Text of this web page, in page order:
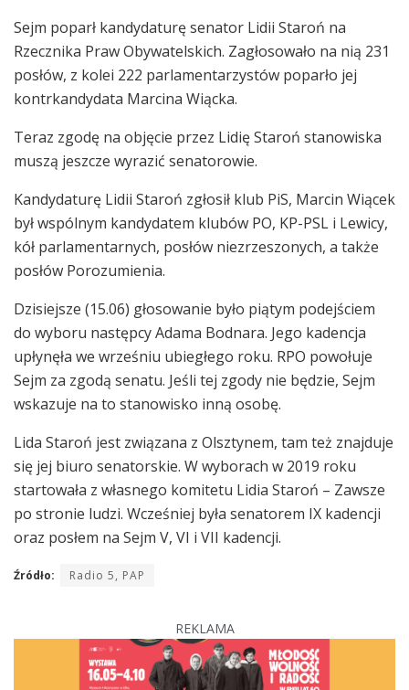
Sejm poparł kandydaturę senator Lidii Staroń na
Rzecznika Praw Obywatelskich. Zagłosowało na nią 231
posłów, z kolei 222 parlamentarzystów poparło jej
kontrkandydata Marcina Wiącka.
Teraz zgodę na objęcie przez Lidię Staroń stanowiska
muszą jeszcze wyrazić senatorowie.
Kandydaturę Lidii Staroń zgłosił klub PiS, Marcin Wiącek
był wspólnym kandydatem klubów PO, KP-PSL i Lewicy,
kół parlamentarnych, posłów niezrzeszonych, a także
posłów Porozumienia.
Dzisiejsze (15.06) głosowanie było piątym podejściem
do wyboru następcy Adama Bodnara. Jego kadencja
upłynęła we wrześniu ubiegłego roku. RPO powołuje
Sejm za zgodą senatu. Jeśli tej zgody nie będzie, Sejm
wskazuje na to stanowisko inną osobę.
Lida Staroń jest związana z Olsztynem, tam też znajduje
się jej biuro senatorskie. W wyborach w 2019 roku
startowała z własnego komitetu Lidia Staroń – Zawsze
po stronie ludzi. Wcześniej była senatorem IX kadencji
oraz posłem na Sejm V, VI i VII kadencji.
Źródło: Radio 5, PAP
REKLAMA